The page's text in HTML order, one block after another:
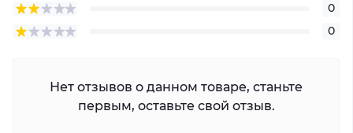
0
0
Нет отзывов о данном товаре, станьте
первым, оставьте свой отзыв.